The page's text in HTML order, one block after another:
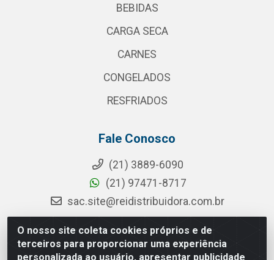
O nosso site coleta cookies próprios e de
terceiros para proporcionar uma experiência
personalizada ao usuário, apresentar publicidade
BEBIDAS
CARGA SECA
CARNES
CONGELADOS
RESFRIADOS
Fale Conosco
(21) 3889-6090
(21) 97471-8717
sac.site@reidistribuidora.com.br
Rei Distribuidora - Rua da Cevada, 115 - Penha Circular, Rio de